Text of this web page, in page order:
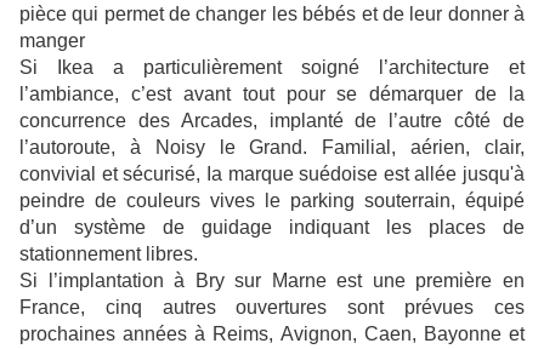
pièce qui permet de changer les bébés et de leur donner à
manger
Si Ikea a particulièrement soigné l’architecture et
l’ambiance, c’est avant tout pour se démarquer de la
concurrence des Arcades, implanté de l’autre côté de
l’autoroute, à Noisy le Grand. Familial, aérien, clair,
convivial et sécurisé, Ia marque suédoise est allée jusqu'à
peindre de couleurs vives le parking souterrain, équipé
d’un système de guidage indiquant les places de
stationnement libres.
Si l’implantation à Bry sur Marne est une première en
France, cinq autres ouvertures sont prévues ces
prochaines années à Reims, Avignon, Caen, Bayonne et